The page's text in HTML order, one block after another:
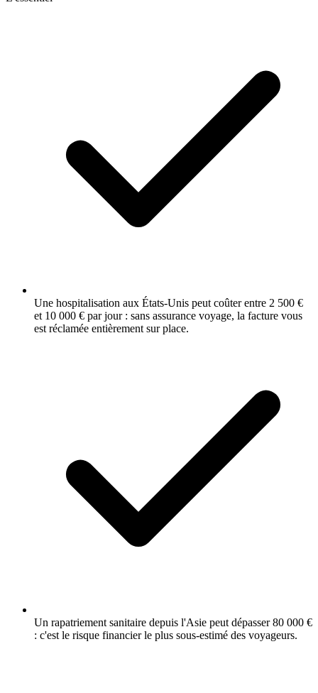
Une hospitalisation aux États-Unis peut coûter entre 2 500 €
et 10 000 € par jour : sans assurance voyage, la facture vous
est réclamée entièrement sur place.
Un rapatriement sanitaire depuis l'Asie peut dépasser 80 000 €
: c'est le risque financier le plus sous-estimé des voyageurs.